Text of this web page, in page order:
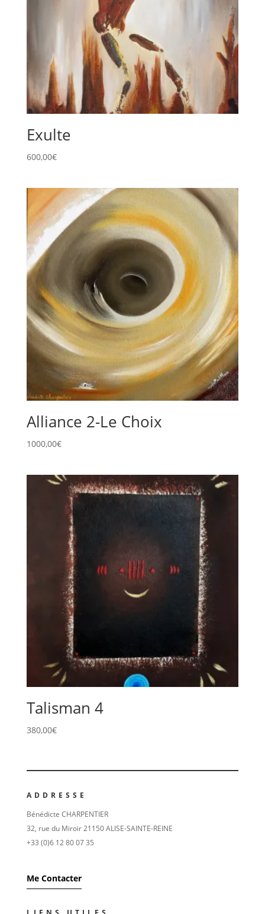
Exulte
600,00€
Alliance 2-Le Choix
1000,00€
Talisman 4
380,00€
ADDRESSE
Bénédicte CHARPENTIER
32, rue du Miroir 21150 ALISE-SAINTE-REINE
+33 (0)6 12 80 07 35
Me Contacter